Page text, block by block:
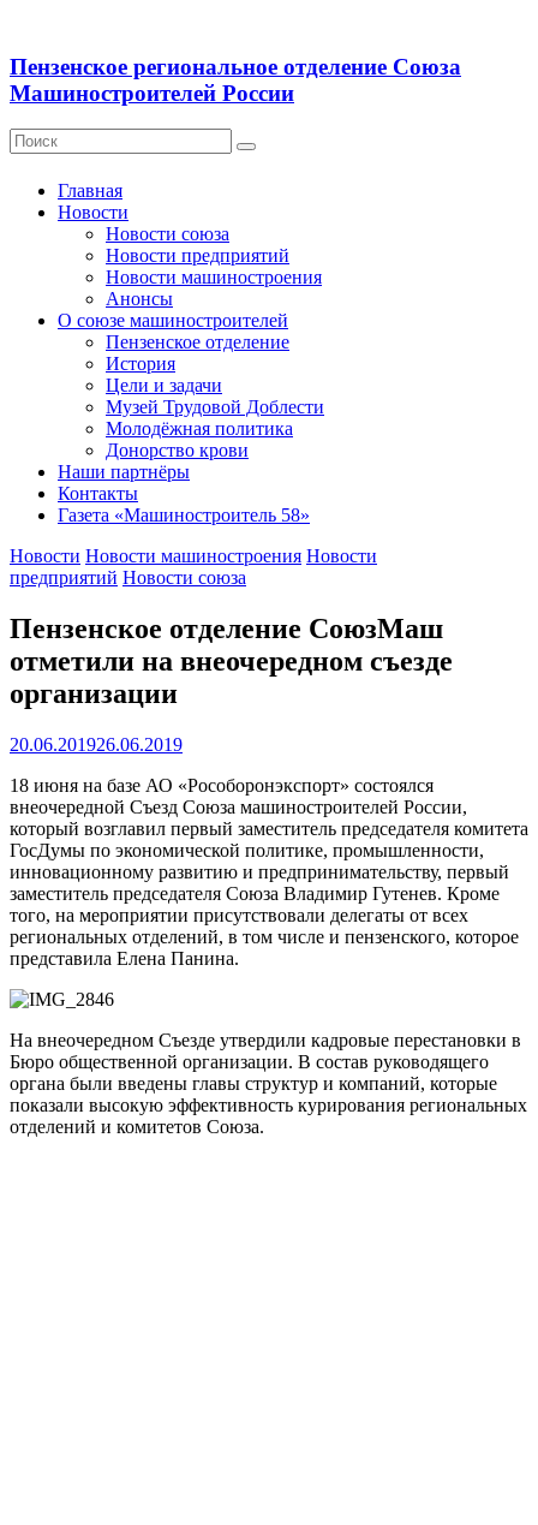
Пензенское региональное отделение Союза
Машиностроителей России
Главная
Новости
Новости союза
Новости предприятий
Новости машиностроения
Анонсы
О союзе машиностроителей
Пензенское отделение
История
Цели и задачи
Музей Трудовой Доблести
Молодёжная политика
Донорство крови
Наши партнёры
Контакты
Газета «Машиностроитель 58»
Новости Новости машиностроения Новости
предприятий Новости союза
Пензенское отделение СоюзМаш
отметили на внеочередном съезде
организации
20.06.201926.06.2019
18 июня на базе АО «Рособоронэкспорт» состоялся
внеочередной Съезд Союза машиностроителей России,
который возглавил первый заместитель председателя комитета
ГосДумы по экономической политике, промышленности,
инновационному развитию и предпринимательству, первый
заместитель председателя Союза Владимир Гутенев. Кроме
того, на мероприятии присутствовали делегаты от всех
региональных отделений, в том числе и пензенского, которое
представила Елена Панина.
На внеочередном Съезде утвердили кадровые перестановки в
Бюро общественной организации. В состав руководящего
органа были введены главы структур и компаний, которые
показали высокую эффективность курирования региональных
отделений и комитетов Союза.